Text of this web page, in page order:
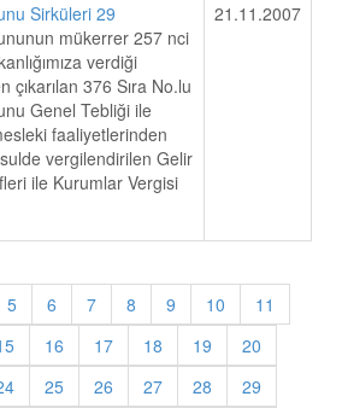
Sirküleri 29
mükerrer 257 nci
verdiği
çıkarılan 376 Sıra No.lu
Genel Tebliği ile
faaliyetlerinden
vergilendirilen Gelir
ile Kurumlar Vergisi
21.11.2007
5 6 7 8 9 10
11
16 17 18 19
20
25 26 27 28
29